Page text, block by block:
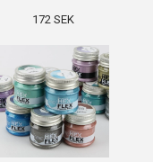
172 SEK